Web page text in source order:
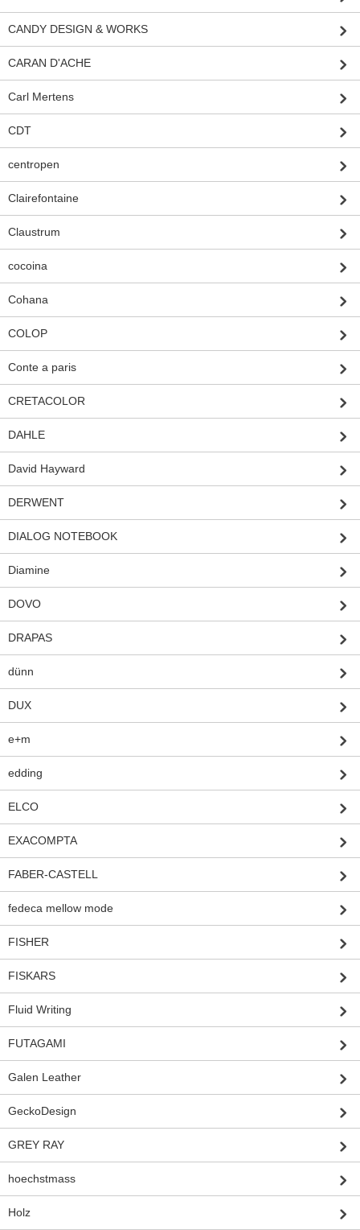
CANDY DESIGN & WORKS
CARAN D'ACHE
Carl Mertens
CDT
centropen
Clairefontaine
Claustrum
cocoina
Cohana
COLOP
Conte a paris
CRETACOLOR
DAHLE
David Hayward
DERWENT
DIALOG NOTEBOOK
Diamine
DOVO
DRAPAS
dünn
DUX
e+m
edding
ELCO
EXACOMPTA
FABER-CASTELL
fedeca mellow mode
FISHER
FISKARS
Fluid Writing
FUTAGAMI
Galen Leather
GeckoDesign
GREY RAY
hoechstmass
Holz